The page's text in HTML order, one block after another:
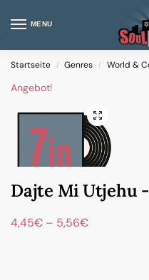
MENU
Startseite / Genres / World &
Angebot!
Dajte Mi Utjehu -
4,45€ – 5,56€